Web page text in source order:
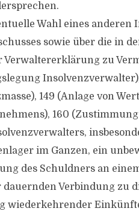
Wahl eines anderen
sowie über die in
zu
149 (Anlage von
160 (Zustimmung
im Ganzen, ein
des Schuldners an
Verbindung zu
wiederkehrender